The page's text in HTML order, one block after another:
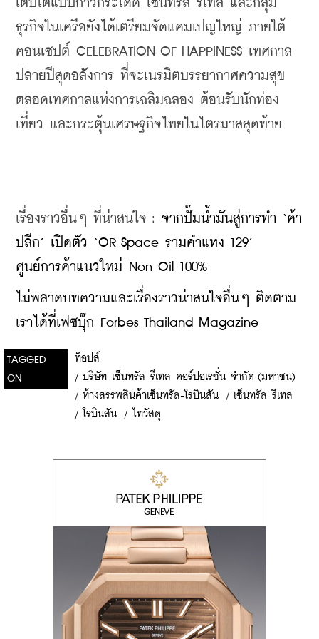
เติบโตแบบก้าวกระโดด เซ็นทรัล รีเทล และกลุ่ม
ธุรกิจในเครือยังได้เตรียมจัดแคมเปญใหญ่ ภายใต้
คอนเซปต์ CELEBRATION OF HAPPINESS เทศกาล
ปลายปีสุดอลังการ ที่จะเนรมิตบรรยากาศความสุข
ตลอดเทศกาลแห่งการเฉลิมฉลอง ต้อนรับนักท่อง
เที่ยว และกระตุ้นเศรษฐกิจไทยในไตรมาสสุดท้าย
เรื่องราวอื่นๆ ที่น่าสนใจ : จากปั๊มน้ำมันสู่การทำ ‘ค้า
ปลีก’ เปิดตัว ‘OR Space รามคำแหง 129’
ศูนย์การค้าแนวใหม่ Non-Oil 100%
ไม่พลาดบทความและเรื่องราวน่าสนใจอื่นๆ ติดตาม
เราได้ที่เฟซบุ๊ก Forbes Thailand Magazine
TAGGED
ON
ท็อปส์
/ บริษัท เซ็นทรัล รีเทล คอร์ปอเรชั่น จำกัด (มหาชน)
/ ห้างสรรพสินค้าเซ็นทรัล-โรบินสัน / เซ็นทรัล รีเทล
/ โรบินสัน / ไทวัสดุ